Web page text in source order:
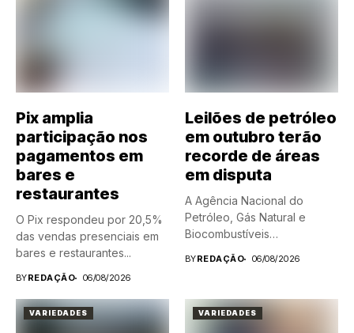
Pix amplia
participação nos
pagamentos em
bares e
restaurantes
O Pix respondeu por 20,5%
das vendas presenciais em
bares e restaurantes...
BYREDAÇÃO 06/08/2026
Leilões de petróleo
em outubro terão
recorde de áreas
em disputa
A Agência Nacional do
Petróleo, Gás Natural e
Biocombustíveis
BYREDAÇÃO 06/08/2026
VARIEDADES VARIEDADES